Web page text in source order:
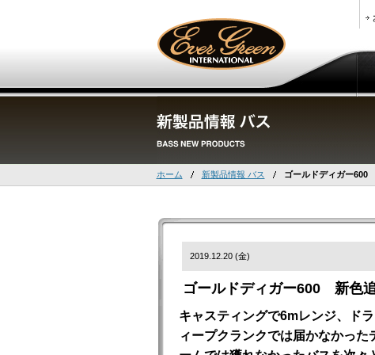
ホーム 新製品情報 バス ゴールドディガー600
2019.12.20 (金)
ゴールドディガー600 新色
キャスティングで6mレンジ、ド
ィープクランクでは届かなかっ